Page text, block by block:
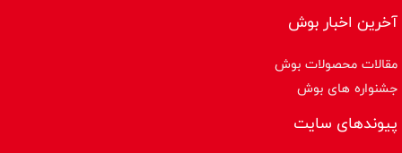
آخرین اخبار بوش
مقالات محصولات بوش
جشنواره های بوش
پیوندهای سایت